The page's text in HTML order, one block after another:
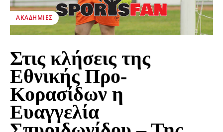
ΑΚΑΔΗΜΊΕΣ
Στις κλήσεις της
Εθνικής Προ-
Κορασίδων η
Ευαγγελία